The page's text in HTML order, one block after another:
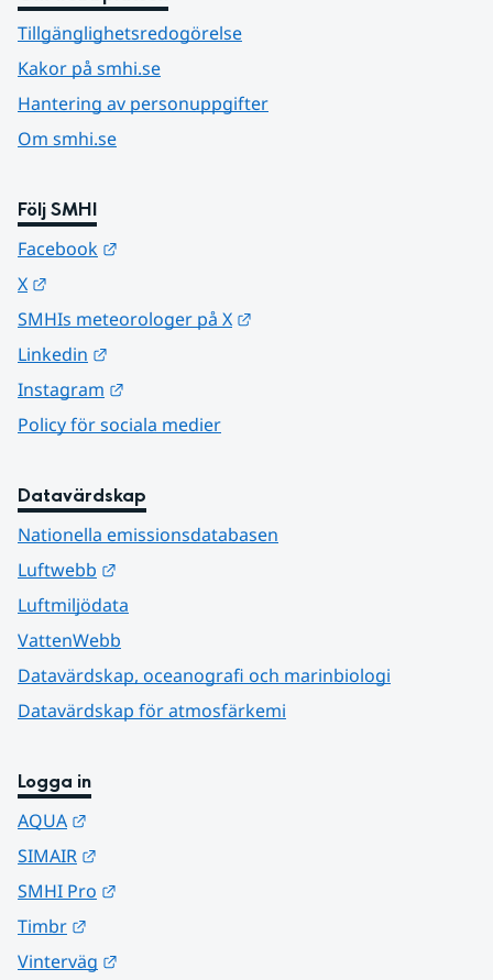
Tillgänglighetsredogörelse
Kakor på smhi.se
Hantering av personuppgifter
Om smhi.se
Följ SMHI
Facebook
X
SMHIs meteorologer på X
Linkedin
Instagram
Policy för sociala medier
Datavärdskap
Nationella emissionsdatabasen
Luftwebb
Luftmiljödata
VattenWebb
Datavärdskap, oceanografi och marinbiologi
Datavärdskap för atmosfärkemi
Logga in
AQUA
SIMAIR
SMHI Pro
Timbr
Vinterväg